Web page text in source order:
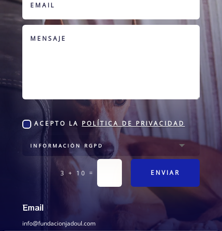
ACEPTO LA POLÍTICA DE PRIVACIDAD
3 + 10 = ENVIAR
Email
info@fundacionjadoul.com